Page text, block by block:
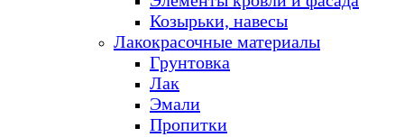
Козырьки, навесы
Лакокрасочные материалы
Грунтовка
Лак
Эмали
Пропитки